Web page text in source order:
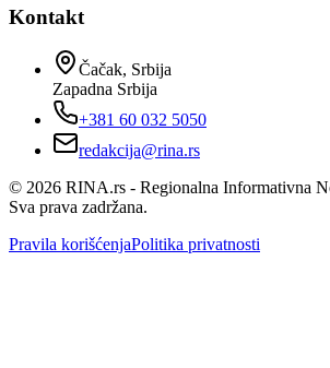
Kontakt
Čačak, Srbija
Zapadna Srbija
+381 60 032 5050
redakcija@rina.rs
© 2026 RINA.rs - Regionalna Informativna
Sva prava zadržana.
Pravila korišćenjaPolitika privatnosti